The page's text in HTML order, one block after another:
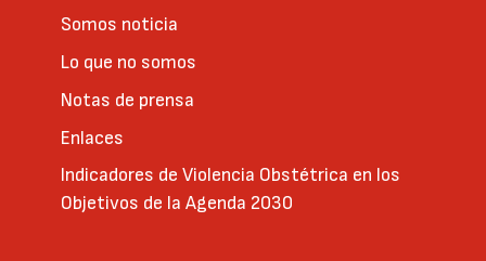
Somos noticia
Lo que no somos
Notas de prensa
Enlaces
Indicadores de Violencia Obstétrica en los
Objetivos de la Agenda 2030